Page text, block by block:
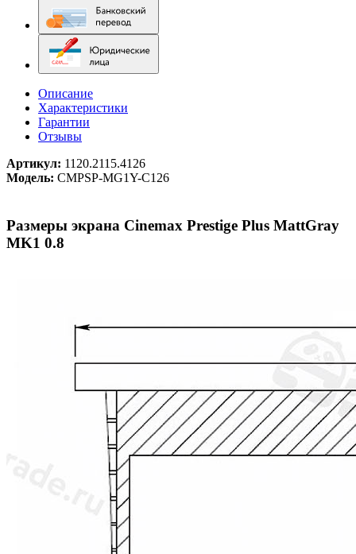
Описание
Характеристики
Гарантии
Отзывы
Артикул: 1120.2115.4126
Модель: CMPSP-MG1Y-C126
Размеры экрана Cinemax Prestige Plus MattGray
MK1 0.8